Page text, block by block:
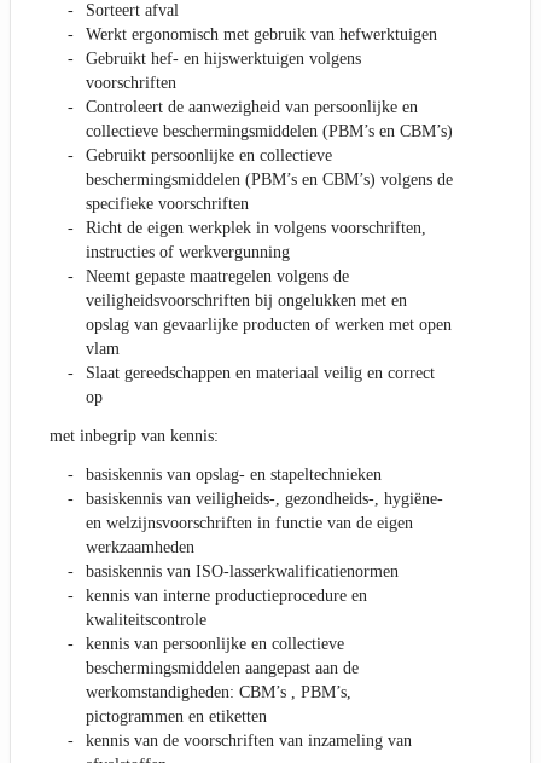
Sorteert afval
Werkt ergonomisch met gebruik van hefwerktuigen
Gebruikt hef- en hijswerktuigen volgens
voorschriften
Controleert de aanwezigheid van persoonlijke en
collectieve beschermingsmiddelen (PBM’s en CBM’s)
Gebruikt persoonlijke en collectieve
beschermingsmiddelen (PBM’s en CBM’s) volgens de
specifieke voorschriften
Richt de eigen werkplek in volgens voorschriften,
instructies of werkvergunning
Neemt gepaste maatregelen volgens de
veiligheidsvoorschriften bij ongelukken met en
opslag van gevaarlijke producten of werken met open
vlam
Slaat gereedschappen en materiaal veilig en correct
op
met inbegrip van kennis:
basiskennis van opslag- en stapeltechnieken
basiskennis van veiligheids-, gezondheids-, hygiëne-
en welzijnsvoorschriften in functie van de eigen
werkzaamheden
basiskennis van ISO-lasserkwalificatienormen
kennis van interne productieprocedure en
kwaliteitscontrole
kennis van persoonlijke en collectieve
beschermingsmiddelen aangepast aan de
werkomstandigheden: CBM’s , PBM’s,
pictogrammen en etiketten
kennis van de voorschriften van inzameling van